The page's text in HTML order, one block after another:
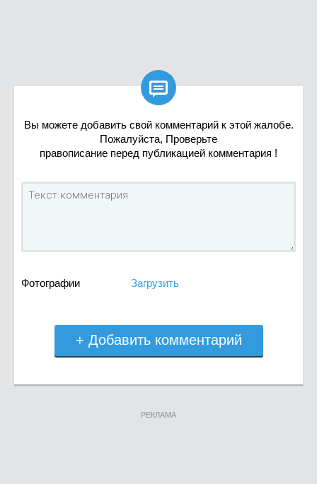

Вы можете добавить свой комментарий к этой жалобе.
Пожалуйста, Проверьте
правописание перед публикацией комментария !
Фотографии Загрузить
+ Добавить комментарий
РЕКЛАМА